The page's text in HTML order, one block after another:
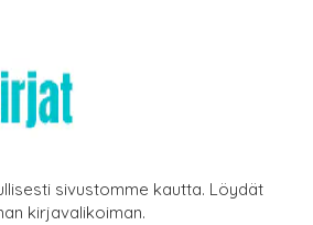
sivustomme kautta. Löydät
kirjavalikoiman.